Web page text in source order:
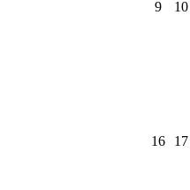
9 10
16 17